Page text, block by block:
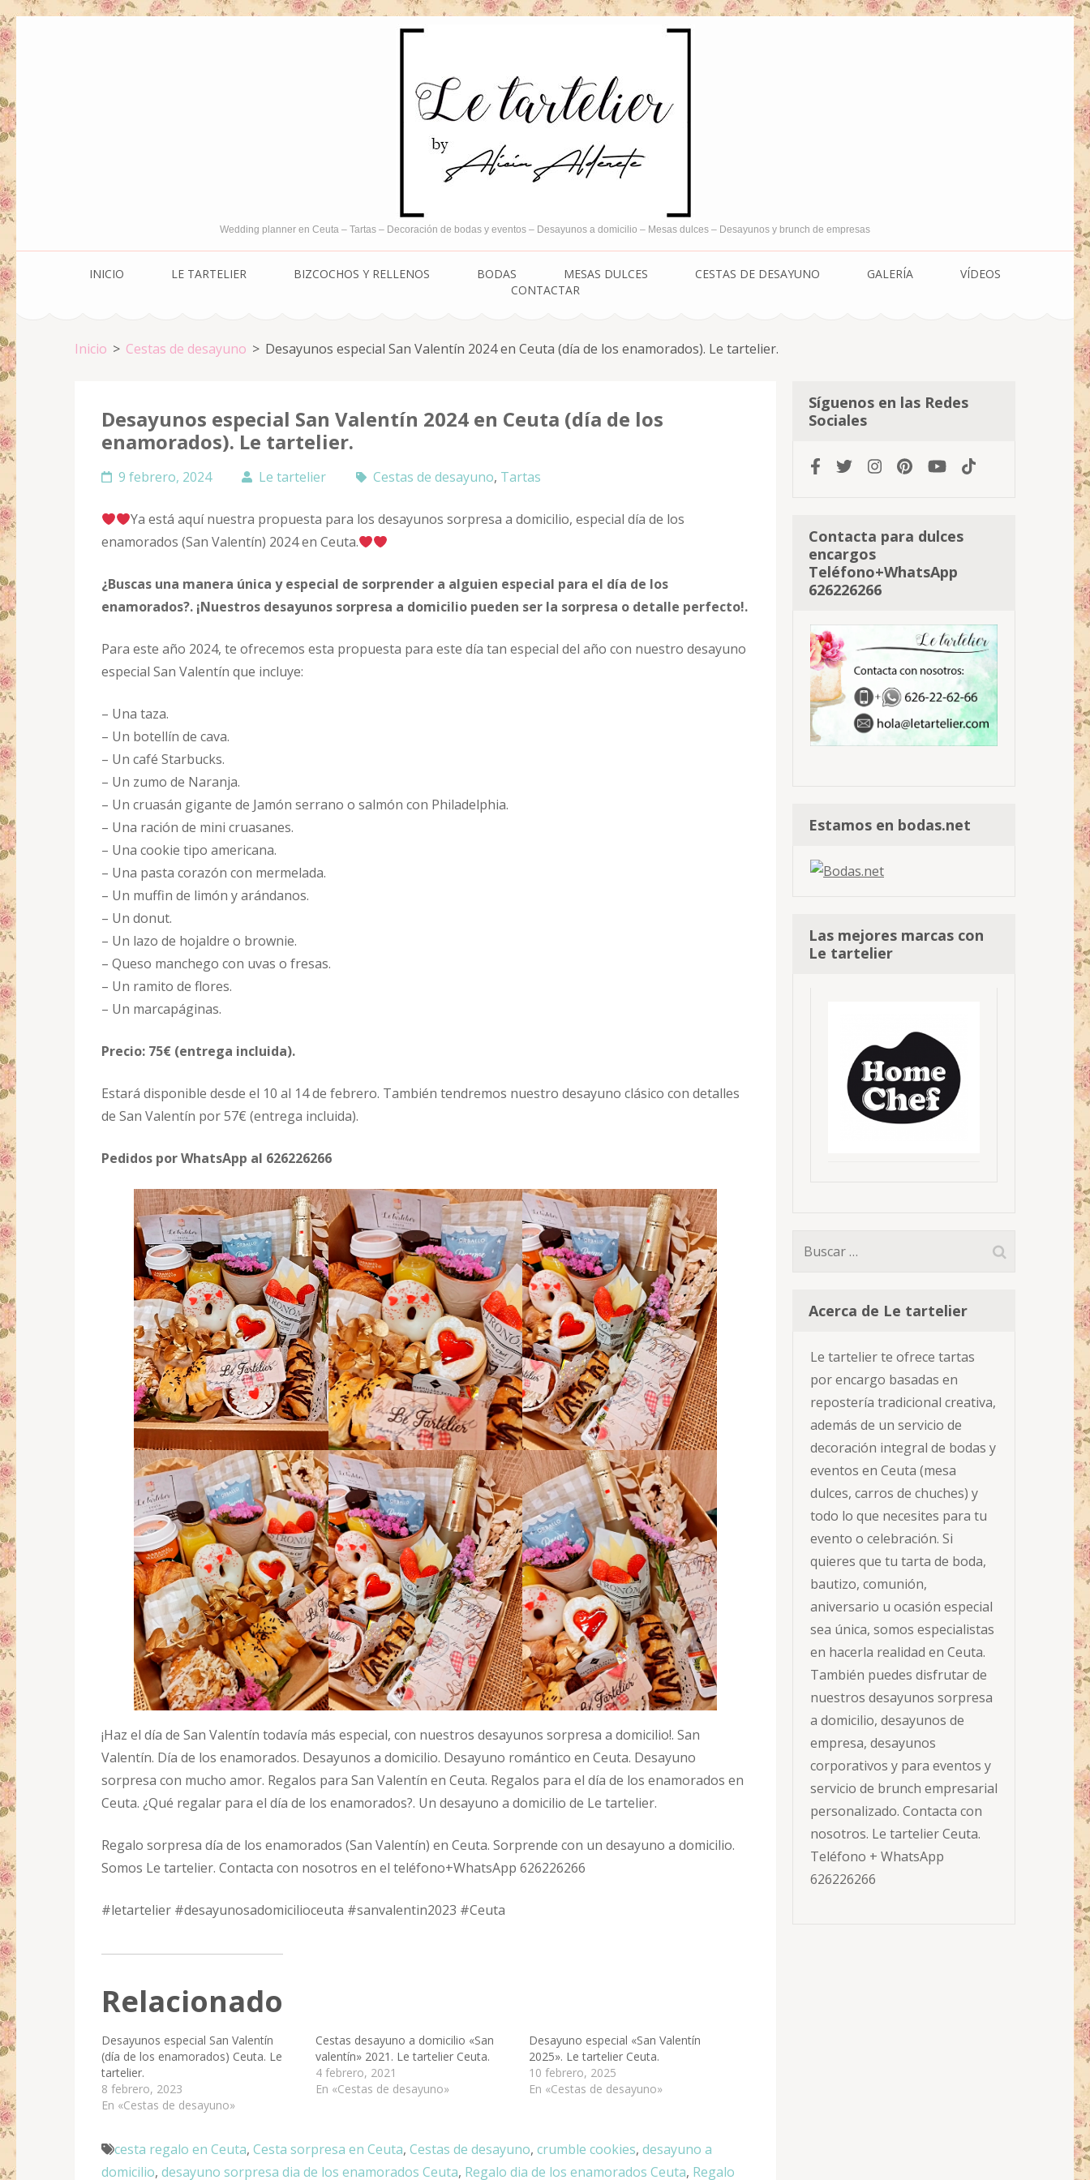
al
la
Wedding planner en Ceuta – Tartas – Decoración de bodas y eventos – Desayunos a domicilio – Mesas dulces – Desayunos y brunch de empresas
INICIO LE TARTELIER BIZCOCHOS Y RELLENOS BODAS MESAS DULCES CESTAS DE DESAYUNO GALERÍA
VÍDEOS
CONTACTAR
Inicio > Cestas de desayuno > Desayunos especial San Valentín 2024 en Ceuta (día de los enamorados). Le tartelier.
Desayunos especial San Valentín 2024 en Ceuta (día de los
enamorados). Le tartelier.
9 febrero, 2024 Le tartelier Cestas de desayuno, Tartas
Ya está aquí nuestra propuesta para los desayunos sorpresa a domicilio, especial día de los
enamorados (San Valentín) 2024 en Ceuta.
¿Buscas una manera única y especial de sorprender a alguien especial para el día de los
enamorados?. ¡Nuestros desayunos sorpresa a domicilio pueden ser la sorpresa o detalle perfecto!.
Para este año 2024, te ofrecemos esta propuesta para este día tan especial del año con nuestro desayuno
especial San Valentín que incluye:
– Una taza.
– Un botellín de cava.
– Un café Starbucks.
– Un zumo de Naranja.
– Un cruasán gigante de Jamón serrano o salmón con Philadelphia.
– Una ración de mini cruasanes.
– Una cookie tipo americana.
– Una pasta corazón con mermelada.
– Un muffin de limón y arándanos.
– Un donut.
– Un lazo de hojaldre o brownie.
– Queso manchego con uvas o fresas.
– Un ramito de flores.
– Un marcapáginas.
Precio: 75€ (entrega incluida).
Estará disponible desde el 10 al 14 de febrero. También tendremos nuestro desayuno clásico con detalles
de San Valentín por 57€ (entrega incluida).
Pedidos por WhatsApp al 626226266
¡Haz el día de San Valentín todavía más especial, con nuestros desayunos sorpresa a domicilio!. San
Valentín. Día de los enamorados. Desayunos a domicilio. Desayuno romántico en Ceuta. Desayuno
sorpresa con mucho amor. Regalos para San Valentín en Ceuta. Regalos para el día de los enamorados en
Ceuta. ¿Qué regalar para el día de los enamorados?. Un desayuno a domicilio de Le tartelier.
Regalo sorpresa día de los enamorados (San Valentín) en Ceuta. Sorprende con un desayuno a domicilio.
Somos Le tartelier. Contacta con nosotros en el teléfono+WhatsApp 626226266
#letartelier #desayunosadomicilioceuta #sanvalentin2023 #Ceuta
Relacionado
Desayunos especial San Valentín
(día de los enamorados) Ceuta. Le
tartelier.
8 febrero, 2023
En «Cestas de desayuno»
Cestas desayuno a domicilio «San
valentín» 2021. Le tartelier Ceuta.
4 febrero, 2021
En «Cestas de desayuno»
Desayuno especial «San Valentín
2025». Le tartelier Ceuta.
10 febrero, 2025
En «Cestas de desayuno»
cesta regalo en Ceuta, Cesta sorpresa en Ceuta, Cestas de desayuno, crumble cookies, desayuno a
domicilio, desayuno sorpresa dia de los enamorados Ceuta, Regalo dia de los enamorados Ceuta, Regalo
Síguenos en las Redes
Sociales
Contacta para dulces
encargos
Teléfono+WhatsApp
626226266
Estamos en bodas.net
Las mejores marcas con
Le tartelier
Buscar:
Acerca de Le tartelier
Le tartelier te ofrece tartas
por encargo basadas en
repostería tradicional creativa,
además de un servicio de
decoración integral de bodas y
eventos en Ceuta (mesa
dulces, carros de chuches) y
todo lo que necesites para tu
evento o celebración. Si
quieres que tu tarta de boda,
bautizo, comunión,
aniversario u ocasión especial
sea única, somos especialistas
en hacerla realidad en Ceuta.
También puedes disfrutar de
nuestros desayunos sorpresa
a domicilio, desayunos de
empresa, desayunos
corporativos y para eventos y
servicio de brunch empresarial
personalizado. Contacta con
nosotros. Le tartelier Ceuta.
Teléfono + WhatsApp
626226266